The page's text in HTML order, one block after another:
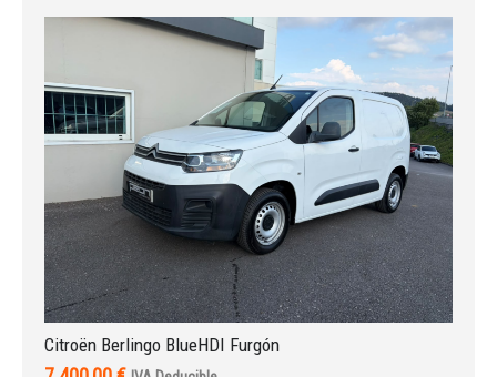
Citroën Berlingo BlueHDI Furgón